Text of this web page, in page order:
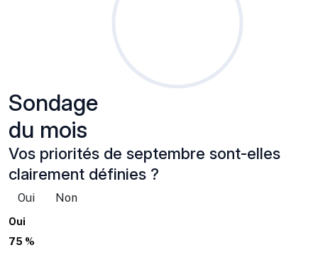
Sondage
du mois
Vos priorités de septembre sont-elles
clairement définies ?
Oui Non
Oui
75 %